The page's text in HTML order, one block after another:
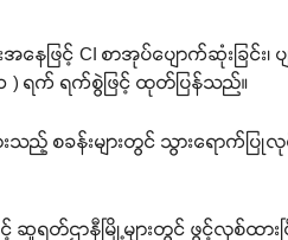
ြင့် CI စာအုပ်ပျောက်ဆုံးခြင်း၊ ပ
) ရက် ရက်စွဲဖြင့် ထုတ်ပြန်သည်။
ည့် စခန်းများတွင် သွားရောက်ပြုလု
ဆူရတ်ဌာနီမြို့များတွင် ဖွင့်လှစ်ထား